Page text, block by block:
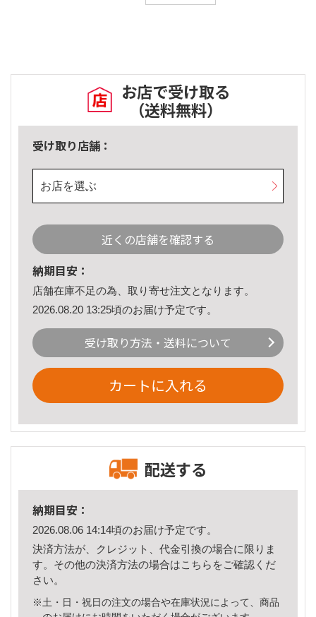
お店で受け取る
（送料無料）
受け取り店舗：
お店を選ぶ
近くの店舗を確認する
納期目安：
店舗在庫不足の為、取り寄せ注文となります。
2026.08.20 13:25頃のお届け予定です。
受け取り方法・送料について
カートに入れる
配送する
納期目安：
2026.08.06 14:14頃のお届け予定です。
決済方法が、クレジット、代金引換の場合に限りま
す。その他の決済方法の場合はこちら をご確認くだ
さい。
※土・日・祝日の注文の場合や在庫状況によって、商品